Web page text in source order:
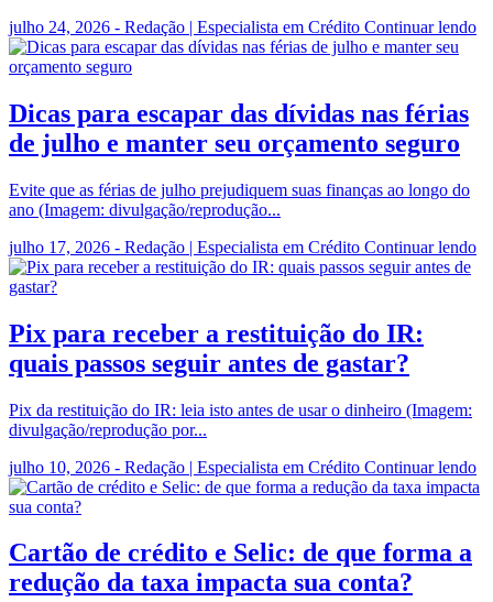
julho 24, 2026 - Redação | Especialista em Crédito Continuar lendo
Dicas para escapar das dívidas nas férias
de julho e manter seu orçamento seguro
Evite que as férias de julho prejudiquem suas finanças ao longo do
ano (Imagem: divulgação/reprodução...
julho 17, 2026 - Redação | Especialista em Crédito Continuar lendo
Pix para receber a restituição do IR:
quais passos seguir antes de gastar?
Pix da restituição do IR: leia isto antes de usar o dinheiro (Imagem:
divulgação/reprodução por...
julho 10, 2026 - Redação | Especialista em Crédito Continuar lendo
Cartão de crédito e Selic: de que forma a
redução da taxa impacta sua conta?